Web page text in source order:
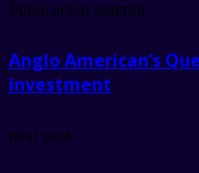
Publicación anterior
Anglo American’s
investment
next post